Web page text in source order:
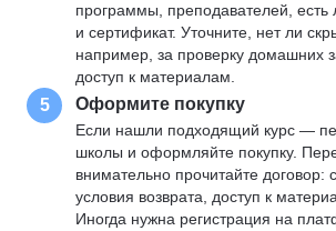
программы, преподавателей, есть
и сертификат. Уточните, нет ли
например, за проверку домашних
доступ к материалам.
5 Оформите покупку
Если нашли подходящий курс —
школы и оформляйте покупку.
внимательно прочитайте договор:
условия возврата, доступ к
Иногда нужна регистрация на